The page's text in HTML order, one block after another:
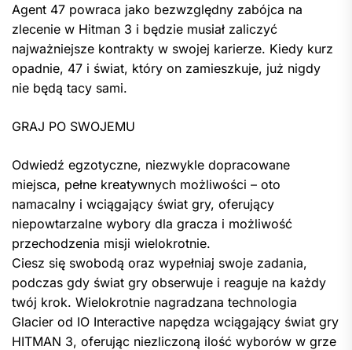
Agent 47 powraca jako bezwzględny zabójca na
zlecenie w Hitman 3 i będzie musiał zaliczyć
najważniejsze kontrakty w swojej karierze. Kiedy kurz
opadnie, 47 i świat, który on zamieszkuje, już nigdy
nie będą tacy sami.
GRAJ PO SWOJEMU
Odwiedź egzotyczne, niezwykle dopracowane
miejsca, pełne kreatywnych możliwości – oto
namacalny i wciągający świat gry, oferujący
niepowtarzalne wybory dla gracza i możliwość
przechodzenia misji wielokrotnie.
Ciesz się swobodą oraz wypełniaj swoje zadania,
podczas gdy świat gry obserwuje i reaguje na każdy
twój krok. Wielokrotnie nagradzana technologia
Glacier od IO Interactive napędza wciągający świat gry
HITMAN 3, oferując niezliczoną ilość wyborów w grze